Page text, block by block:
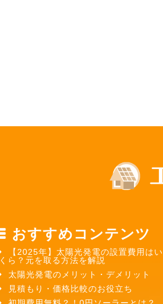
おすすめコンテンツ
【2025年】太陽光発電の設置費用はい
くら？元を取る方法を解説
太陽光発電のメリット・デメリット
見積もり・価格比較のお役立ち